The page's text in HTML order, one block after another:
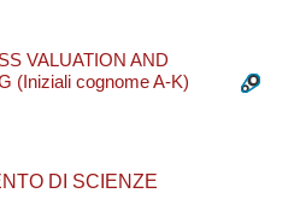
VALUATION AND
(Iniziali cognome A-K)
DI SCIENZE